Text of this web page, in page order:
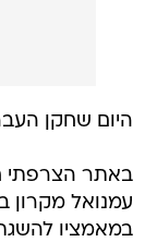
היום שחקן
באתר הצרפתי
במאמציו